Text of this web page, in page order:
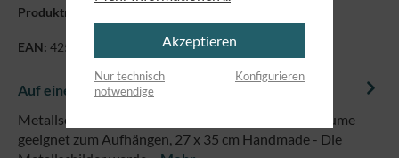
Produktnummer:
EAN: 4250479826762
Auf einem Blick
Metallschild im Vintage-Look, für trockene Innenräume
geeignet zum Aufhängen, 27 x 35 cm Handmade - Die
Akzeptieren
Nur technisch
notwendige
Konfigurieren